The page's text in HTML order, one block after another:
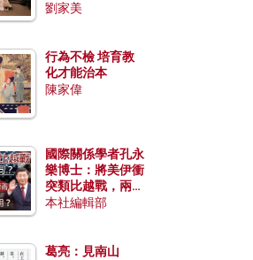
劉家美
行為不檢 培育教
化才能治本
陳家偉
國際關係學者孔永
樂博士：將美伊衝
突類比越戰，兩者
有何異同？中國崛
本社編輯部
葛亮：見南山